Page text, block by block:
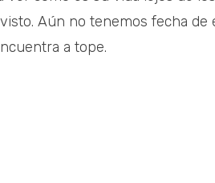
Aún no tenemos fecha de
a tope.